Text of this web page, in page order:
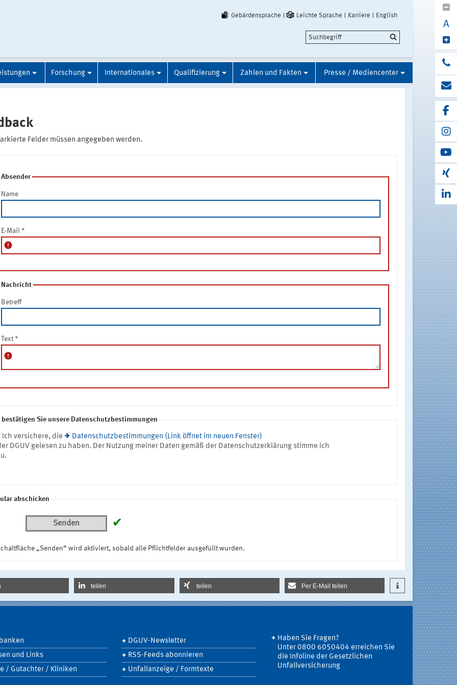
Gebärdensprache Leichte Sprache Karriere English
A
Forschung Internationales Qualifizierung Zahlen und Fakten Presse / Mediencenter
Felder müssen angegeben werden.
Absender
Name
E-Mail *
error
Nachricht
Betreff
Text *
error
Sie unsere Datenschutzbestimmungen
Ich versichere, die
Datenschutzbestimmungen (Link öffnet im neuen Fenster)
DGUV gelesen zu haben. Der Nutzung meiner Daten gemäß der Datenschutzerklärung stimme ich
abschicken
Senden ✔
„Senden“ wird aktiviert, sobald alle Pflichtfelder ausgefüllt wurden.
teilen teilen Per E-Mail teilen
und Links
/ Gutachter / Kliniken
DGUV-Newsletter
RSS-Feeds abonnieren
Unfallanzeige / Formtexte
Haben Sie Fragen?
Unter 0800 6050404 erreichen Sie
die Infoline der Gesetzlichen
Unfallversicherung